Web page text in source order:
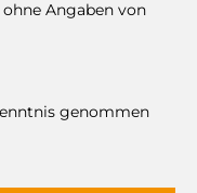
Angaben von
genommen